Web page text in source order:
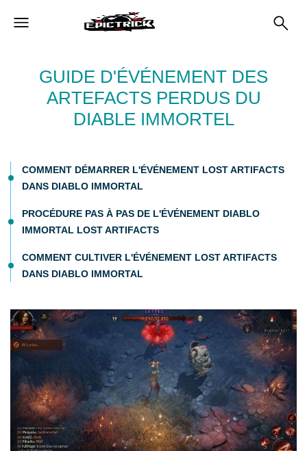
GUIDE D'ÉVÉNEMENT DES
ARTEFACTS PERDUS DU
DIABLE IMMORTEL
COMMENT DÉMARRER L'ÉVÉNEMENT LOST ARTIFACTS
DANS DIABLO IMMORTAL
PROCÉDURE PAS À PAS DE L'ÉVÉNEMENT DIABLO
IMMORTAL LOST ARTIFACTS
COMMENT CULTIVER L'ÉVÉNEMENT LOST ARTIFACTS
DANS DIABLO IMMORTAL